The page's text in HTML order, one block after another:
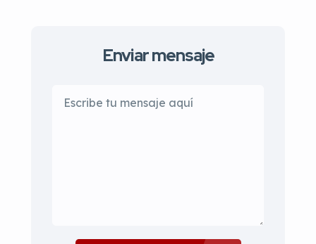
Enviar mensaje